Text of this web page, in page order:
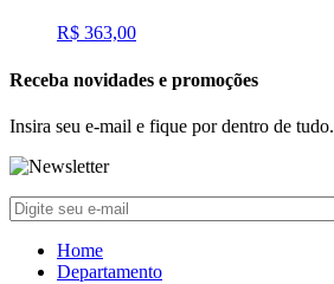
R$ 363,00
Receba novidades e promoções
Insira seu e-mail e fique por dentro de tudo.
Home
Departamento